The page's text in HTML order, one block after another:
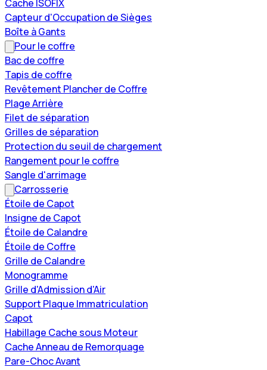
Cache ISOFIX
Capteur d'Occupation de Sièges
Boîte à Gants
Pour le coffre
Bac de coffre
Tapis de coffre
Revêtement Plancher de Coffre
Plage Arrière
Filet de séparation
Grilles de séparation
Protection du seuil de chargement
Rangement pour le coffre
Sangle d'arrimage
Carrosserie
Étoile de Capot
Insigne de Capot
Étoile de Calandre
Étoile de Coffre
Grille de Calandre
Monogramme
Grille d'Admission d'Air
Support Plaque Immatriculation
Capot
Habillage Cache sous Moteur
Cache Anneau de Remorquage
Pare-Choc Avant